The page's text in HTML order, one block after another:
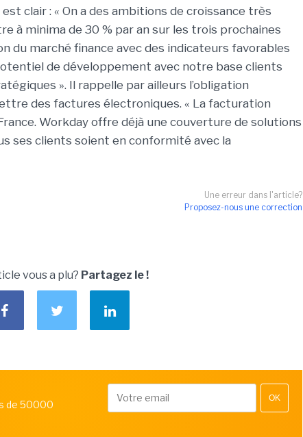
clair : « On a des ambitions de croissance très
à minima de 30 % par an sur les trois prochaines
du marché finance avec des indicateurs favorables
de développement avec notre base clients
». Il rappelle par ailleurs l’obligation
des factures électroniques. « La facturation
Workday offre déjà une couverture de solutions
ses clients soient en conformité avec la
Une erreur dans l'article?
Proposez-nous une correction
vous a plu? Partagez le !
de 50000
OK